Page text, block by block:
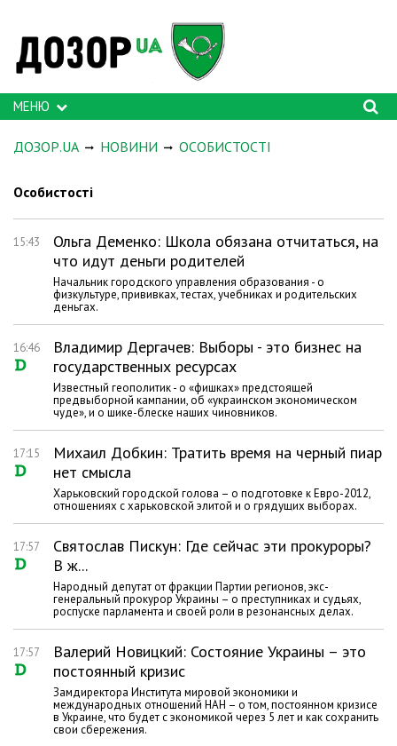
МЕНЮ
ДОЗОР.UA НОВИНИ ОСОБИСТОСТІ
Особистості
15:43
Ольга Деменко: Школа обязана отчитаться, на
что идут деньги родителей
Начальник городского управления образования - о
физкультуре, прививках, тестах, учебниках и родительских
деньгах.
16:46
Владимир Дергачев: Выборы - это бизнес на
государственных ресурсах
Известный геополитик - о «фишках» предстоящей
предвыборной кампании, об «украинском экономическом
чуде», и о шике-блеске наших чиновников.
17:15
Михаил Добкин: Тратить время на черный пиар
нет смысла
Харьковский городской голова – о подготовке к Евро-2012,
отношениях с харьковской элитой и о грядущих выборах.
17:57
Святослав Пискун: Где сейчас эти прокуроры?
В ж...
Народный депутат от фракции Партии регионов, экс-
генеральный прокурор Украины – о преступниках и судьях,
роспуске парламента и своей роли в резонансных делах.
17:57
Валерий Новицкий: Состояние Украины – это
постоянный кризис
Замдиректора Института мировой экономики и
международных отношений НАН – о том, постоянном кризисе
в Украине, что будет с экономикой через 5 лет и как сохранить
свои сбережения.